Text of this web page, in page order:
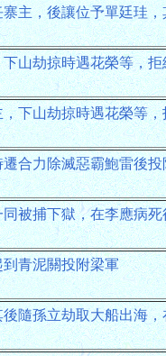
主，後讓位予單廷珪
山劫掠時遇花榮等，
下山劫掠時遇花榮等
合力除滅惡霸鮑雷後
被捕下獄，在李應病
青泥關投附梁軍
隨孫立劫取大船出海